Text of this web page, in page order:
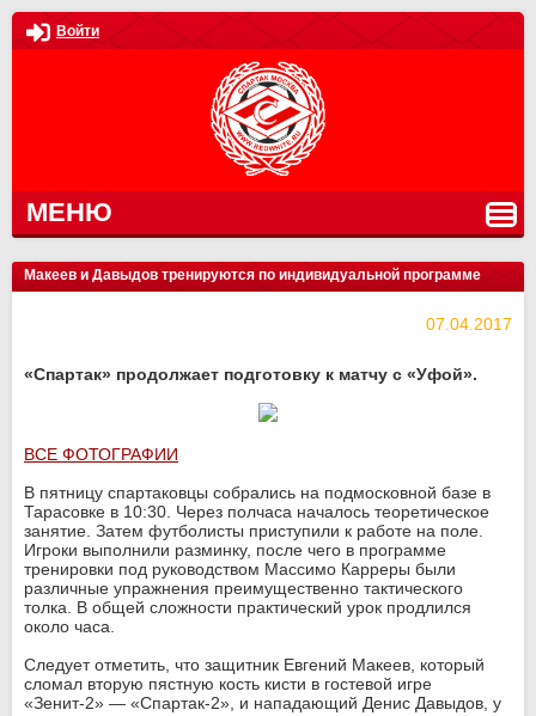
Войти
МЕНЮ
Макеев и Давыдов тренируются по индивидуальной программе
07.04.2017
«Спартак» продолжает подготовку к матчу с «Уфой».
ВСЕ ФОТОГРАФИИ
В пятницу спартаковцы собрались на подмосковной базе в
Тарасовке в 10:30. Через полчаса началось теоретическое
занятие. Затем футболисты приступили к работе на поле.
Игроки выполнили разминку, после чего в программе
тренировки под руководством Массимо Карреры были
различные упражнения преимущественно тактического
толка. В общей сложности практический урок продлился
около часа.
Следует отметить, что защитник Евгений Макеев, который
сломал вторую пястную кость кисти в гостевой игре
«Зенит-2» — «Спартак-2», и нападающий Денис Давыдов, у